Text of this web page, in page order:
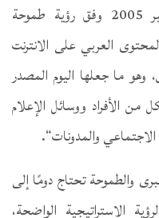
الإمارات العربية المتحدة في سبتمبر 2005 وفق رؤية طموحة
العربي على الانترنت
ما جعلها اليوم المصدر
من الأفراد ووسائل الإعلام
والمدونات“.
والطموحة تحتاج دومًا إلى
الاستراتيجية الواضحة،